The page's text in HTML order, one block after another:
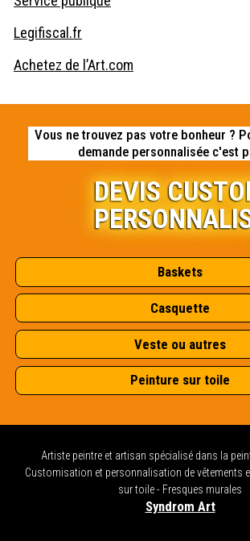
Legifiscal.fr
Achetez de l’Art.com
Vous ne trouvez pas votre bonheur ?
demande personnalisée c'est
DEVIS
Baskets
Casquette
Veste ou autres
Peinture sur toile
Artiste peintre et artisan spécialisé dans la
Customisation et personnalisation de vêtements
sur toile - Fresques murales
Syndrom Art